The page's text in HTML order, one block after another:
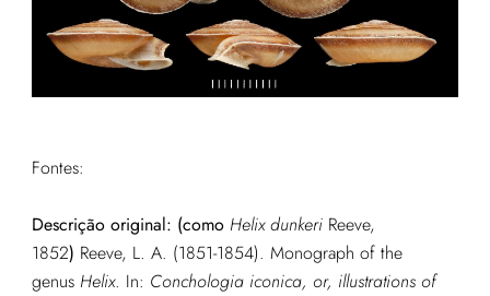
Fontes:
Descrição original: (como Helix dunkeriReeve,
1852) Reeve, L. A. (1851-1854). Monograph of the
genus Helix. In: Conchologia iconica, or, illustrations of